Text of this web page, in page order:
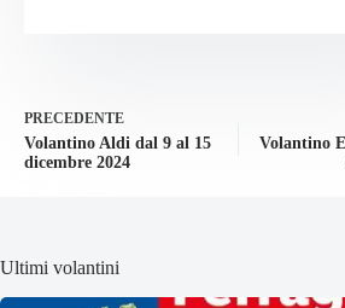
PRECEDENTE
Volantino Aldi dal 9 al 15
dicembre 2024
Volantino
Ultimi volantini